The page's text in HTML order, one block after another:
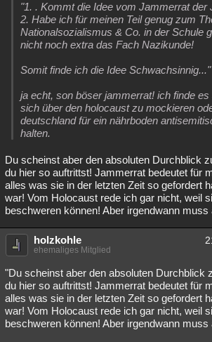
"1. . Kommt die Idee vom Jammerrat der
2. Habe ich für meinen Teil genug zum
Nationalsozialismus & Co. in der Schule
nicht noch extra das Fach Nazikunde!
Somit finde ich die Idee Schwachsinnig..."
ja echt, son böser jammerrat! ich finde
sich über den holocaust zu mockieren
deutschland für ein nährboden
halten.
Du scheinst aber den absoluten Durchblick
du hier so auftrittst! Jammerrat bedeutet für
alles was sie in der letzten Zeit so gefordert
war! Vom Holocaust rede ich gar nicht, weil
beschweren können! Aber irgendwann muss
holzkohle
ehemaliges Mitglied
"Du scheinst aber den absoluten Durchblick
du hier so auftrittst! Jammerrat bedeutet für
alles was sie in der letzten Zeit so gefordert
war! Vom Holocaust rede ich gar nicht, weil
beschweren können! Aber irgendwann